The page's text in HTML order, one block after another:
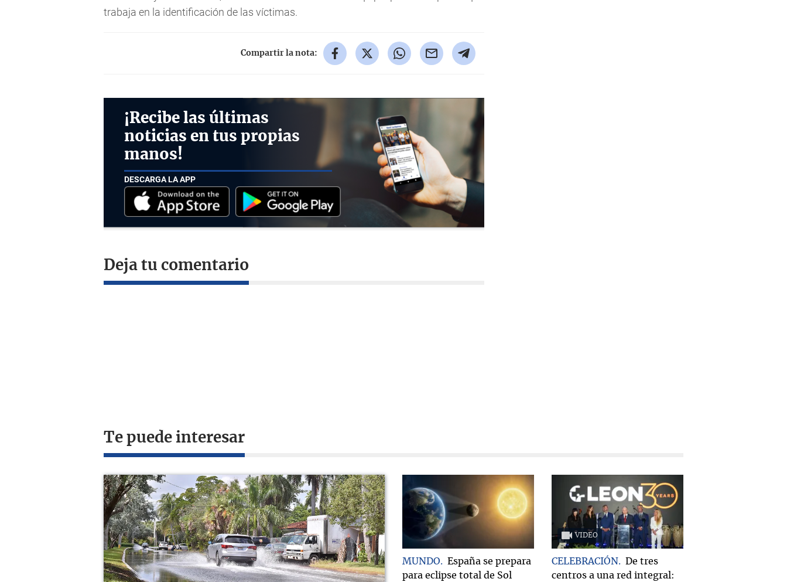
trabaja en la identificación de las víctimas.
Compartir la nota:
¡Recibe las últimas
noticias en tus propias
manos!
DESCARGA LA APP
Deja tu comentario
Te puede interesar
MUNDO
España se prepara
para eclipse total de Sol
VIDEO
CELEBRACIÓN
De tres
centros a una red integral: